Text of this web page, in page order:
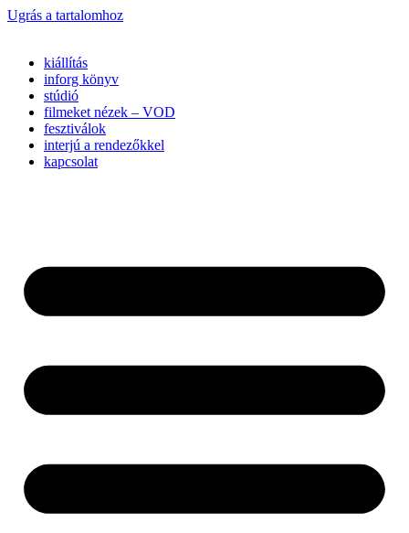
Ugrás a tartalomhoz
kiállítás
inforg könyv
stúdió
filmeket nézek – VOD
fesztiválok
interjú a rendezőkkel
kapcsolat